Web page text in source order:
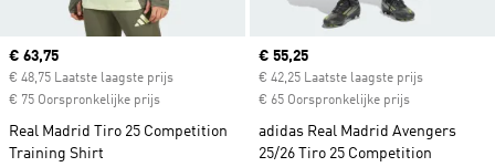
Current price
€ 63,75
€ 48,75 Laatste laagste prijs
€ 75 Oorspronkelijke prijs
Real Madrid Tiro 25 Competition
Training Shirt
Current price
€ 55,25
€ 42,25 Laatste laagste prijs
€ 65 Oorspronkelijke prijs
adidas Real Madrid Avengers
25/26 Tiro 25 Competition